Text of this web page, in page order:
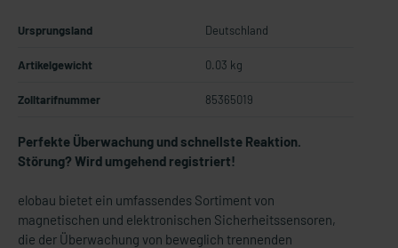
Ursprungsland Deutschland
Artikelgewicht 0.03 kg
Zolltarifnummer 85365019
Perfekte Überwachung und schnellste Reaktion.
Störung? Wird umgehend registriert!
elobau bietet ein umfassendes Sortiment von
magnetischen und elektronischen Sicherheitssensoren,
die der Überwachung von beweglich trennenden